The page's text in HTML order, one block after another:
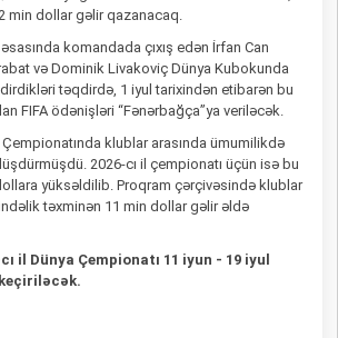
min dollar gəlir qazanacaq.
komandada çıxış edən İrfan Can
və Dominik Livakoviç Dünya Kubokunda
təqdirdə, 1 iyul tarixindən etibarən bu
FIFA ödənişləri “Fənərbağça”ya veriləcək.
Çempionatında klublar arasında ümumilikdə
2026-cı il çempionatı üçün isə bu
yüksəldilib. Proqram çərçivəsində klublar
təxminən 11 min dollar gəlir əldə
il Dünya Çempionatı 11 iyun - 19 iyul